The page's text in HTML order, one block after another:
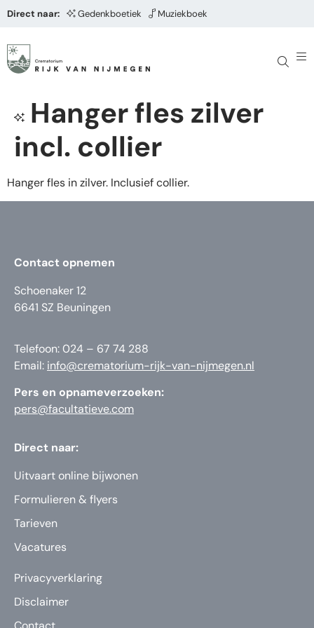
Direct naar: Gedenkboetiek Muziekboek
Hanger fles zilver
incl. collier
Hanger fles in zilver. Inclusief collier.
Contact opnemen
Schoenaker 12
6641 SZ Beuningen
Telefoon: 024 – 67 74 288
Email: info@crematorium-rijk-van-nijmegen.nl
Pers en opnameverzoeken:
pers@facultatieve.com
Direct naar:
Uitvaart online bijwonen
Formulieren & flyers
Tarieven
Vacatures
Privacyverklaring
Disclaimer